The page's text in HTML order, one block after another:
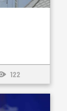
122